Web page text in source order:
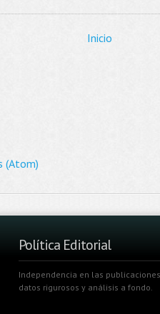
Inicio
(Atom)
Política Editorial
Independencia en las
datos rigurosos y análisis a fondo.